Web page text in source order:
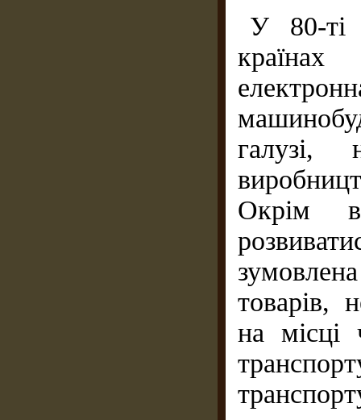
У 80-ті
країнах
галузі,
Окрім
товарів,
на місці